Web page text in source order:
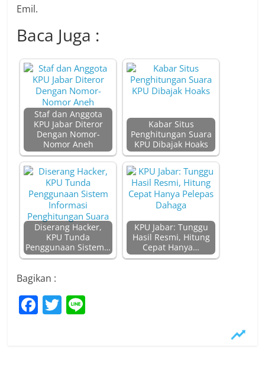
Emil.
Baca Juga :
Staf dan Anggota
KPU Jabar Diteror
Dengan Nomor-
Nomor Aneh
Kabar Situs
Penghitungan Suara
KPU Dibajak Hoaks
Diserang Hacker,
KPU Tunda
Penggunaan Sistem…
KPU Jabar: Tunggu
Hasil Resmi, Hitung
Cepat Hanya…
Bagikan :
F T